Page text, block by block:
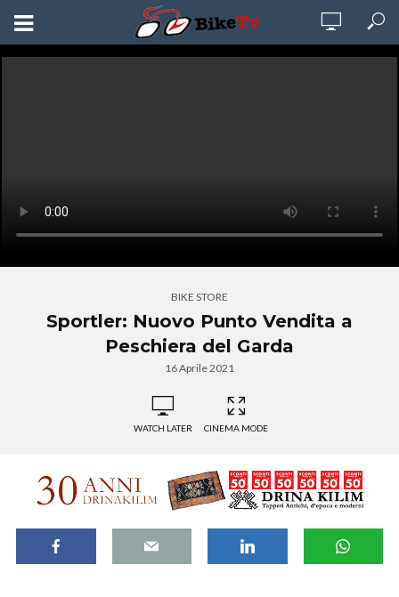
BIKE STORE
Sportler: Nuovo Punto Vendita a
Peschiera del Garda
16 Aprile 2021
WATCH LATER CINEMA MODE